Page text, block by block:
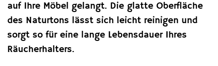
auf Ihre Möbel gelangt. Die glatte Oberfläche
des Naturtons lässt sich leicht reinigen und
sorgt so für eine lange Lebensdauer Ihres
Räucherhalters.